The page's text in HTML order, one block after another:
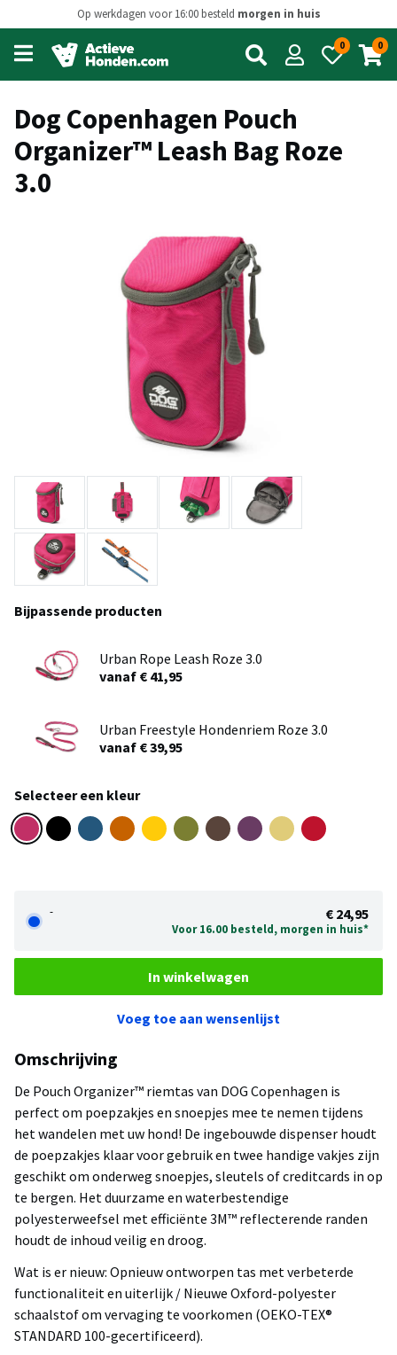
Op werkdagen voor 16:00 besteld morgen in huis
Open
main
menu
0 0
Dog Copenhagen Pouch
Organizer™ Leash Bag Roze
3.0
Bijpassende producten
Urban Rope Leash Roze 3.0
vanaf € 41,95
Urban Freestyle Hondenriem Roze 3.0
vanaf € 39,95
Selecteer een kleur
- € 24,95
Voor 16.00 besteld, morgen in huis*
In winkelwagen
Voeg toe aan wensenlijst
Omschrijving
De Pouch Organizer™ riemtas van DOG Copenhagen is
perfect om poepzakjes en snoepjes mee te nemen tijdens
het wandelen met uw hond! De ingebouwde dispenser houdt
de poepzakjes klaar voor gebruik en twee handige vakjes zijn
geschikt om onderweg snoepjes, sleutels of creditcards in op
te bergen. Het duurzame en waterbestendige
polyesterweefsel met efficiënte 3M™ reflecterende randen
houdt de inhoud veilig en droog.
Wat is er nieuw: Opnieuw ontworpen tas met verbeterde
functionaliteit en uiterlijk / Nieuwe Oxford-polyester
schaalstof om vervaging te voorkomen (OEKO-TEX®
STANDARD 100-gecertificeerd).